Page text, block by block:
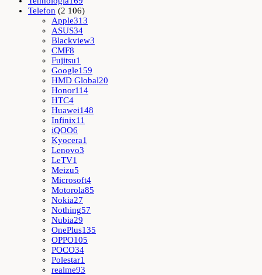
Telefon (2 106)
Apple313
ASUS34
Blackview3
CMF8
Fujitsu1
Google159
HMD Global20
Honor114
HTC4
Huawei148
Infinix11
iQOO6
Kyocera1
Lenovo3
LeTV1
Meizu5
Microsoft4
Motorola85
Nokia27
Nothing57
Nubia29
OnePlus135
OPPO105
POCO34
Polestar1
realme93